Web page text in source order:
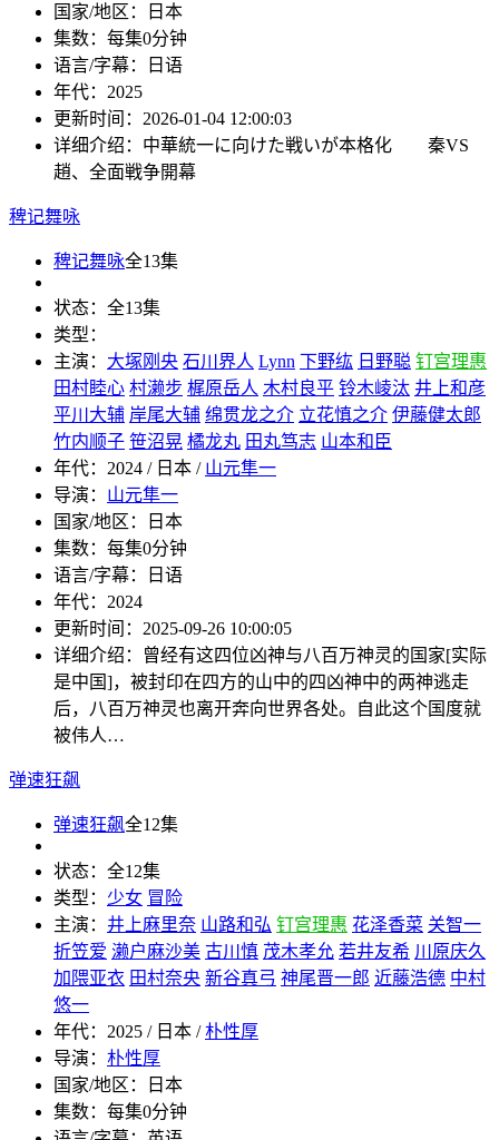
国家/地区：
日本
集数： 每集0分钟
语言/字幕：
日语
年代： 2025
更新时间： 2026-01-04 12:00:03
详细介绍： 中華統一に向けた戦いが本格化 秦VS
趙、全面戦争開幕
稗记舞咏
稗记舞咏全13集
状态： 全13集
类型：
主演： 大塚刚央 石川界人 Lynn 下野纮 日野聪 钉宫理惠
田村睦心 村濑步 梶原岳人 木村良平 铃木崚汰 井上和彦
平川大辅 岸尾大辅 绵贯龙之介 立花慎之介 伊藤健太郎
竹内顺子 笹沼晃 橘龙丸 田丸笃志 山本和臣
年代： 2024 / 日本 / 山元隼一
导演： 山元隼一
国家/地区：
日本
集数： 每集0分钟
语言/字幕：
日语
年代： 2024
更新时间： 2025-09-26 10:00:05
详细介绍：
曾经有这四位凶神与八百万神灵的国家[实际
是中国]，被封印在四方的山中的四凶神中的两神逃走
后，八百万神灵也离开奔向世界各处。自此这个国度就
被伟人…
弹速狂飙
弹速狂飙全12集
状态： 全12集
类型： 少女 冒险
主演： 井上麻里奈 山路和弘 钉宫理惠 花泽香菜 关智一
折笠爱 濑户麻沙美 古川慎 茂木孝允 若井友希 川原庆久
加隈亚衣 田村奈央 新谷真弓 神尾晋一郎 近藤浩德 中村
悠一
年代： 2025 / 日本 /朴性厚
导演： 朴性厚
国家/地区：
日本
集数： 每集0分钟